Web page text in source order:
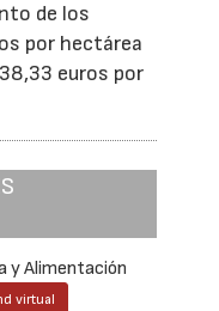
de los
por hectárea
euros por
y Alimentación
virtual